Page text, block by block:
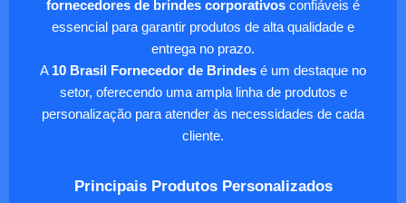
fornecedores de brindes corporativos confiáveis é
essencial para garantir produtos de alta qualidade e
entrega no prazo.
A 10 Brasil Fornecedor de Brindes é um destaque no
setor, oferecendo uma ampla linha de produtos e
personalização para atender às necessidades de cada
cliente.
Principais Produtos Personalizados